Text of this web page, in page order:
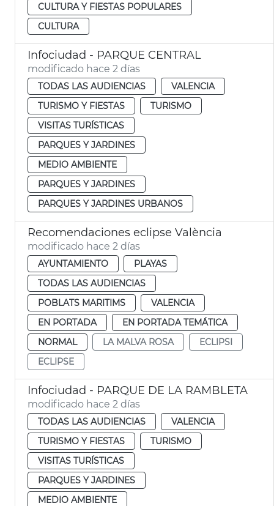
CULTURA Y FIESTAS POPULARES
CULTURA
Infociudad - PARQUE CENTRAL
modificado hace 2 días
TODAS LAS AUDIENCIAS
VALENCIA
TURISMO Y FIESTAS
TURISMO
VISITAS TURÍSTICAS
PARQUES Y JARDINES
MEDIO AMBIENTE
PARQUES Y JARDINES
PARQUES Y JARDINES URBANOS
Recomendaciones eclipse València
modificado hace 2 días
AYUNTAMIENTO
PLAYAS
TODAS LAS AUDIENCIAS
POBLATS MARITIMS
VALENCIA
EN PORTADA
EN PORTADA TEMÁTICA
NORMAL
LA MALVA ROSA
ECLIPSI
ECLIPSE
Infociudad - PARQUE DE LA RAMBLETA
modificado hace 2 días
TODAS LAS AUDIENCIAS
VALENCIA
TURISMO Y FIESTAS
TURISMO
VISITAS TURÍSTICAS
PARQUES Y JARDINES
MEDIO AMBIENTE